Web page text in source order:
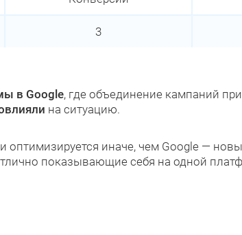
3
в Google, где объединение кампаний
на ситуацию.
оптимизируется иначе, чем Google —
показывающие себя на одной